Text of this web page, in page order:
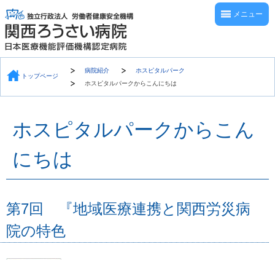
メニュー
トップページ
病院紹介
ホスピタルパーク
ホスピタルパークからこんにちは
ホスピタルパークからこん
にちは
第7回 『地域医療連携と関西労災病
院の特色